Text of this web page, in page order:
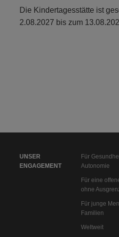
Die Kindertagesstätte ist
2.08.2027 bis zum
UNSER
ENGAGEMENT
Für
Autonomie
Für eine
ohne
Für junge
Familien
Weltweit